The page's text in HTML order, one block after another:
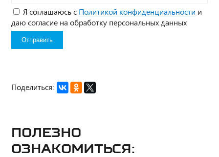
Я соглашаюсь с Политикой конфиденциальности и
даю согласие на обработку персональных данных
Поделиться:
Полезно
ознакомиться: